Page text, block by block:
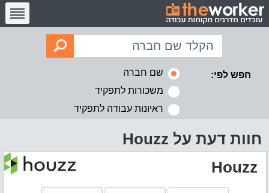
חפש לפי:
שם חברה
משכורות לתפקיד
ראיונות עבודה לתפקיד
חוות דעת על Houzz